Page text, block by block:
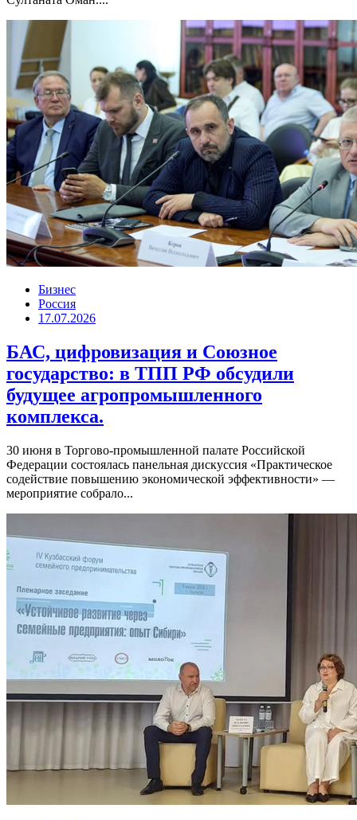
Бизнес
Россия
17.07.2026
БАС, цифровизация и Союзное
государство: в ТПП РФ обсудили
будущее агропромышленного
комплекса.
30 июня в Торгово-промышленной палате Российской
Федерации состоялась панельная дискуссия «Практическое
содействие повышению экономической эффективности» —
мероприятие собрало...